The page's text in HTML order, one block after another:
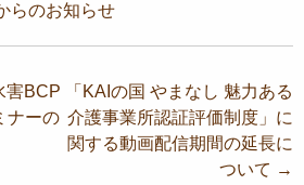
らのお知らせ
害BCP
ナーの
「KAIの国 やまなし 魅力ある
介護事業所認証評価制度」に
関する動画配信期間の延長に
ついて →